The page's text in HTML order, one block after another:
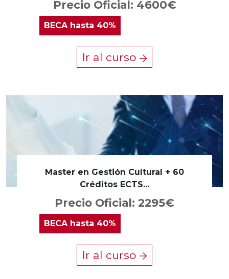
Precio Oficial: 4600€
BECAhasta 40%
Ir al curso
Master en Gestión Cultural + 60
Créditos ECTS...
Precio Oficial: 2295€
BECA hasta 40%
Ir al curso